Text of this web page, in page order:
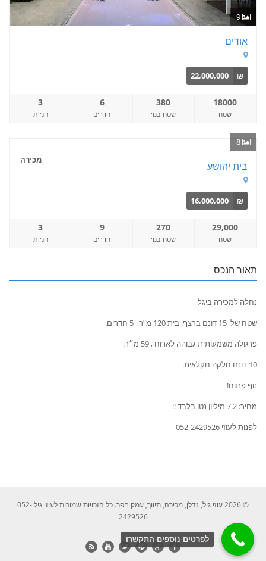
9
אודים
₪
22,000,000
18000
שטח
380
שטח בנוי
6
חדרים
3
חניות
8
מכירה
בית יהושע
₪
16,000,000
29,000
שטח
270
שטח בנוי
9
חדרים
3
חניות
תאור הנכס
נחלה למכירה ביגל
שטח של 15 דונם ברצף. בית 120 מ”ר, 5 חדרים.
פרגולה משמעותית גבוהה לארוח , 59 מ״ר.
10 דונם חלקה חקלאית.
נוף פתוח!
מחיר: 7.2 מיליון נטו בלבד !!
לפנות לעוזי 052-2429526
© 2026 עוזי גיל, נדלן, מכירה, תיווך, עמק חפר. כל הזכויות שמורות לעוזי גיל 052-
2429526
לפרטים נוספים התקשרו